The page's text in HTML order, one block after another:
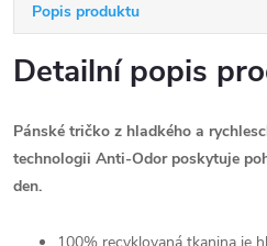
Popis produktu
Detailní popis
Pánské tričko z hladkého a
technologii Anti-Odor poskytuje
den.